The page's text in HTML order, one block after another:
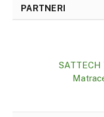
PARTNERI
SATTECH